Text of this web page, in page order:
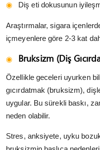
Diş eti dokusunun
Araştırmalar, sigara
içmeyenlere göre 2-3 kat
Bruksizm (Diş
Özellikle geceleri uyurken
gıcırdatmak (bruksizm),
uygular. Bu sürekli baskı,
neden olabilir.
Stres, anksiyete, uyku